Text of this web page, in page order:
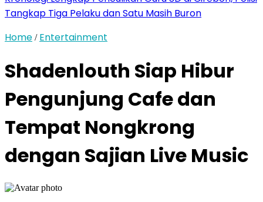
Tangkap Tiga Pelaku dan Satu Masih Buron
Home / Entertainment
Shadenlouth Siap Hibur
Pengunjung Cafe dan
Tempat Nongkrong
dengan Sajian Live Music